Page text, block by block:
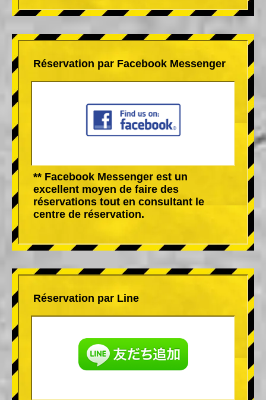
Réservation par Facebook Messenger
** Facebook Messenger est un
excellent moyen de faire des
réservations tout en consultant le
centre de réservation.
Réservation par Line